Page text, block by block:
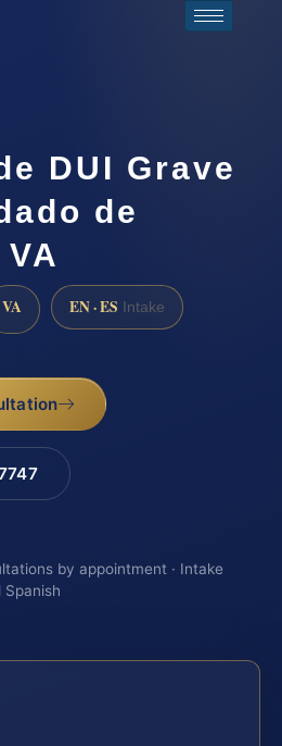
DUI Grave
de
VA EN · ES Intake
by appointment · Intake
Spanish